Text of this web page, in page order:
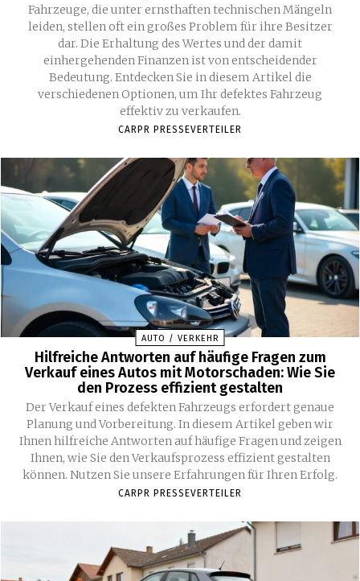
Fahrzeuge, die unter ernsthaften technischen Mängeln
leiden, stellen oft ein großes Problem für ihre Besitzer
dar. Die Erhaltung des Wertes und der damit
einhergehenden Finanzen ist von entscheidender
Bedeutung. Entdecken Sie in diesem Artikel die
verschiedenen Optionen, um Ihr defektes Fahrzeug
effektiv zu verkaufen.
CARPR PRESSEVERTEILER
AUTO / VERKEHR
Hilfreiche Antworten auf häufige Fragen zum
Verkauf eines Autos mit Motorschaden: Wie Sie
den Prozess effizient gestalten
Der Verkauf eines defekten Fahrzeugs erfordert genaue
Planung und Vorbereitung. In diesem Artikel geben wir
Ihnen hilfreiche Antworten auf häufige Fragen und zeigen
Ihnen, wie Sie den Verkaufsprozess effizient gestalten
können. Nutzen Sie unsere Erfahrungen für Ihren Erfolg.
CARPR PRESSEVERTEILER